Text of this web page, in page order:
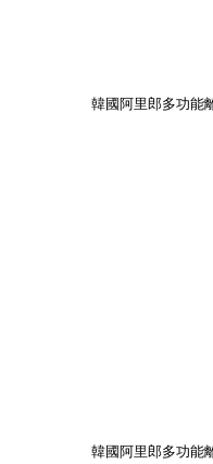
韓國阿里郎多功能
韓國阿里郎多功能